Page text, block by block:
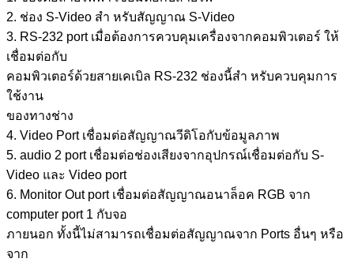
2. ช่อง S-Video สำ หรับสัญญาณ S-Video
3. RS-232 port เมื่อต้องการควบคุมเครื่องจากคอมพิวเตอร์ ให้
เชื่อมต่อกับ
คอมพิวเตอร์ด้วยสายเคเบิล RS-232 ช่องนี้สำ หรับควบคุมการ
ใช้งาน
ของทางช่าง
4. Video Port เชื่อมต่อสัญญาณวีดิโอกับข้อมูลภาพ
5. audio 2 port เชื่อมต่อช่องเสียงจากอุปกรณ์เชื่อมต่อกับ S-
Video และ Video port
6. Monitor Out port เชื่อมต่อสัญญาณอนาล็อค RGB จาก
computer port 1 กับจอ
ภายนอก ทั้งนี้ไม่สามารถเชื่อมต่อสัญญาณจาก Ports อื่นๆ หรือ
จาก